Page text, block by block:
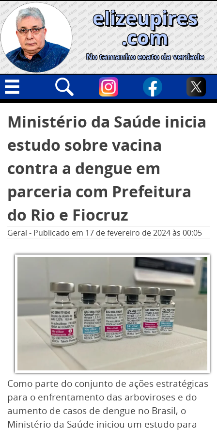
Skip
to
content
elizeupires
.com
No tamanho exato da verdade
Geral
Cidades
Opinião
Informe especial
por:
Ministério da Saúde inicia
estudo sobre vacina
contra a dengue em
parceria com Prefeitura
do Rio e Fiocruz
Geral - Publicado em 17 de fevereiro de 2024às 00:05
Como parte do conjunto de ações estratégicas
para o enfrentamento das arboviroses e do
aumento de casos de dengue no Brasil, o
Ministério da Saúde iniciou um estudo para